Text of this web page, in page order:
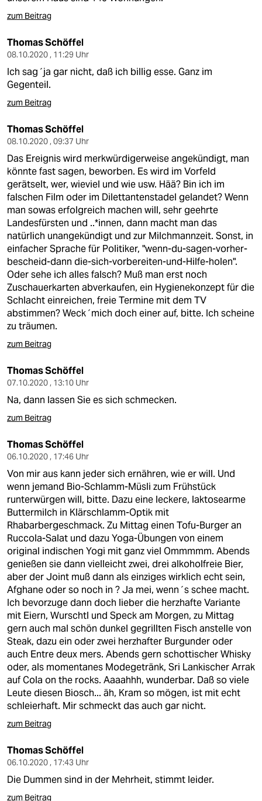
zum Beitrag
Thomas Schöffel
08.10.2020 , 11:29 Uhr
Ich sag´ja gar nicht, daß ich billig esse. Ganz im
Gegenteil.
zum Beitrag
Thomas Schöffel
08.10.2020 , 09:37 Uhr
Das Ereignis wird merkwürdigerweise angekündigt, man
könnte fast sagen, beworben. Es wird im Vorfeld
gerätselt, wer, wieviel und wie usw. Hää? Bin ich im
falschen Film oder im Dilettantenstadel gelandet? Wenn
man sowas erfolgreich machen will, sehr geehrte
Landesfürsten und ..*innen, dann macht man das
natürlich unangekündigt und zur Milchmannzeit. Sonst, in
einfacher Sprache für Politiker, "wenn-du-sagen-vorher-
bescheid-dann die-sich-vorbereiten-und-Hilfe-holen".
Oder sehe ich alles falsch? Muß man erst noch
Zuschauerkarten abverkaufen, ein Hygienekonzept für die
Schlacht einreichen, freie Termine mit dem TV
abstimmen? Weck´mich doch einer auf, bitte. Ich scheine
zu träumen.
zum Beitrag
Thomas Schöffel
07.10.2020 , 13:10 Uhr
Na, dann lassen Sie es sich schmecken.
zum Beitrag
Thomas Schöffel
06.10.2020 , 17:46 Uhr
Von mir aus kann jeder sich ernähren, wie er will. Und
wenn jemand Bio-Schlamm-Müsli zum Frühstück
runterwürgen will, bitte. Dazu eine leckere, laktosearme
Buttermilch in Klärschlamm-Optik mit
Rhabarbergeschmack. Zu Mittag einen Tofu-Burger an
Ruccola-Salat und dazu Yoga-Übungen von einem
original indischen Yogi mit ganz viel Ommmmm. Abends
genießen sie dann vielleicht zwei, drei alkoholfreie Bier,
aber der Joint muß dann als einziges wirklich echt sein,
Afghane oder so noch in ? Ja mei, wenn´s schee macht.
Ich bevorzuge dann doch lieber die herzhafte Variante
mit Eiern, Wurschtl und Speck am Morgen, zu Mittag
gern auch mal schön dunkel gegrillten Fisch anstelle von
Steak, dazu ein oder zwei herzhafter Burgunder oder
auch Entre deux mers. Abends gern schottischer Whisky
oder, als momentanes Modegetränk, Sri Lankischer Arrak
auf Cola on the rocks. Aaaahhh, wunderbar. Daß so viele
Leute diesen Biosch... äh, Kram so mögen, ist mit echt
schleierhaft. Mir schmeckt das auch gar nicht.
zum Beitrag
Thomas Schöffel
06.10.2020 , 17:43 Uhr
Die Dummen sind in der Mehrheit, stimmt leider.
zum Beitrag